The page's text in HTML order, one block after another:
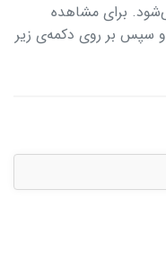
برای مشاهده
و سپس بر روی دکمه‌ی زیر